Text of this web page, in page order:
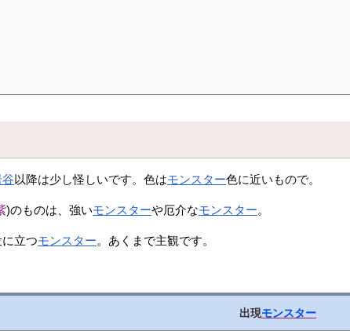
以降は少し怪しいです。色はモンスター色に近いもので。
)のものは、強いモンスターや厄介なモンスター。
立つモンスター。あくまで主観です。
出現モンスター